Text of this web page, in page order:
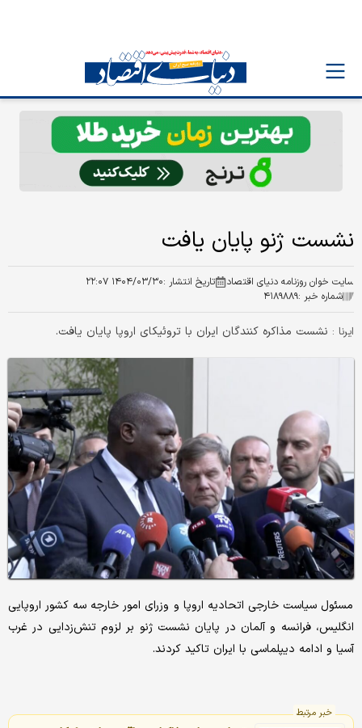
نشست ژنو پایان یافت
سایت خوان روزنامه دنیای اقتصاد تاریخ انتشار :۱۴۰۴/۰۳/۳۰ ۲۲:۰۷
شماره خبر :۴۱۸۹۸۸۹
ایرنا : نشست مذاکره کنندگان ایران با تروئیکای اروپا پایان یافت.
مسئول سیاست خارجی اتحادیه اروپا و وزرای امور خارجه سه کشور اروپایی
انگلیس، فرانسه و آلمان در پایان نشست ژنو بر لزوم تنش‌زدایی در غرب
آسیا و ادامه دیپلماسی با ایران تاکید کردند.
خبر مرتبط